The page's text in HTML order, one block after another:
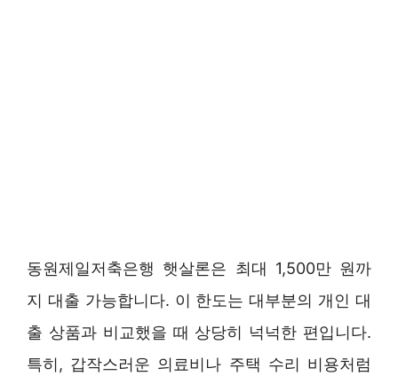
동원제일저축은행 햇살론은 최대 1,500만 원까
지 대출 가능합니다. 이 한도는 대부분의 개인 대
출 상품과 비교했을 때 상당히 넉넉한 편입니다.
특히, 갑작스러운 의료비나 주택 수리 비용처럼